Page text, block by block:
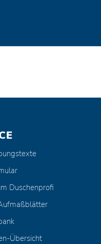
Duschenprofi
Übersicht